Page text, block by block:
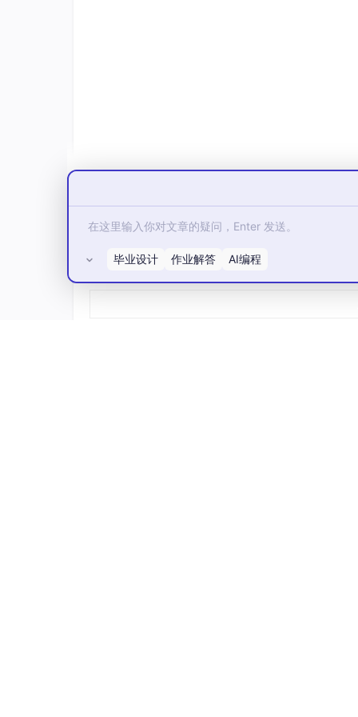
3.4 什么是 API Key？
API Key 就是厂商给你的 身份凭证，相当于一
所有评论(0)
毕业设计 作业解答 AI编程